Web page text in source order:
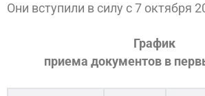
Они вступили в силу с 7 октября
График
приема документов в